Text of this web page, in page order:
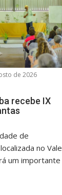
de 2026
recebe IX
de
no Vale
um importante